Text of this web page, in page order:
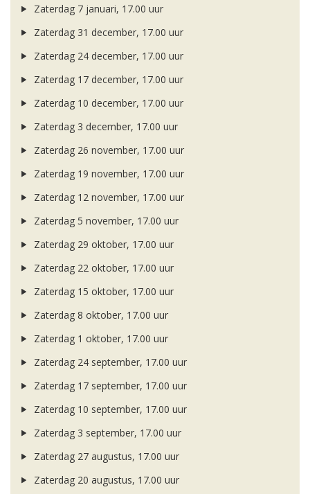
Zaterdag 7 januari, 17.00 uur
Zaterdag 31 december, 17.00 uur
Zaterdag 24 december, 17.00 uur
Zaterdag 17 december, 17.00 uur
Zaterdag 10 december, 17.00 uur
Zaterdag 3 december, 17.00 uur
Zaterdag 26 november, 17.00 uur
Zaterdag 19 november, 17.00 uur
Zaterdag 12 november, 17.00 uur
Zaterdag 5 november, 17.00 uur
Zaterdag 29 oktober, 17.00 uur
Zaterdag 22 oktober, 17.00 uur
Zaterdag 15 oktober, 17.00 uur
Zaterdag 8 oktober, 17.00 uur
Zaterdag 1 oktober, 17.00 uur
Zaterdag 24 september, 17.00 uur
Zaterdag 17 september, 17.00 uur
Zaterdag 10 september, 17.00 uur
Zaterdag 3 september, 17.00 uur
Zaterdag 27 augustus, 17.00 uur
Zaterdag 20 augustus, 17.00 uur